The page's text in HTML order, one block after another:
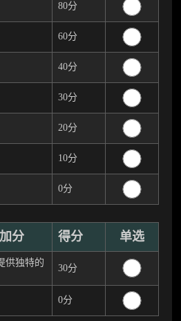
80分
60分
40分
30分
20分
10分
0分
分 得分 单选
供独特的
30分
0分